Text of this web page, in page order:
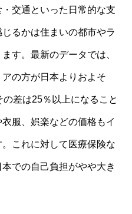
交通といった日常的な支
るかは住まいの都市やラ
す。最新のデータでは、
の方が日本よりおよそ
差は25％以上になること
服、娯楽などの価格もイ
これに対して医療保険な
での自己負担がやや大き